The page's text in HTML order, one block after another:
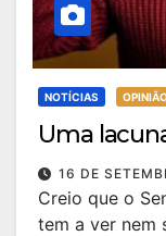
NOTÍCIAS
Uma
16 DE
Creio que o
tem a ver nem